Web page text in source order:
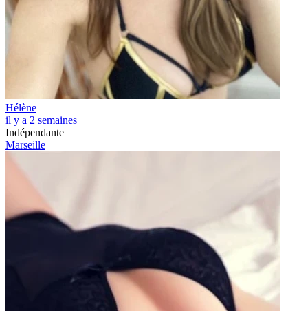
Hélène
il y a 2 semaines
Indépendante
Marseille